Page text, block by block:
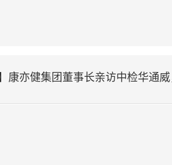
康亦健集团董事长亲访中检华通